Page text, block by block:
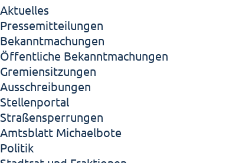
Aktuelles
Pressemitteilungen
Bekanntmachungen
Öffentliche Bekanntmachungen
Gremiensitzungen
Ausschreibungen
Stellenportal
Straßensperrungen
Amtsblatt Michaelbote
Politik